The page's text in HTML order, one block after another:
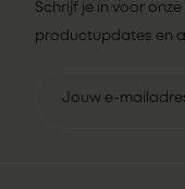
Schrijf je in voor
productupdates en